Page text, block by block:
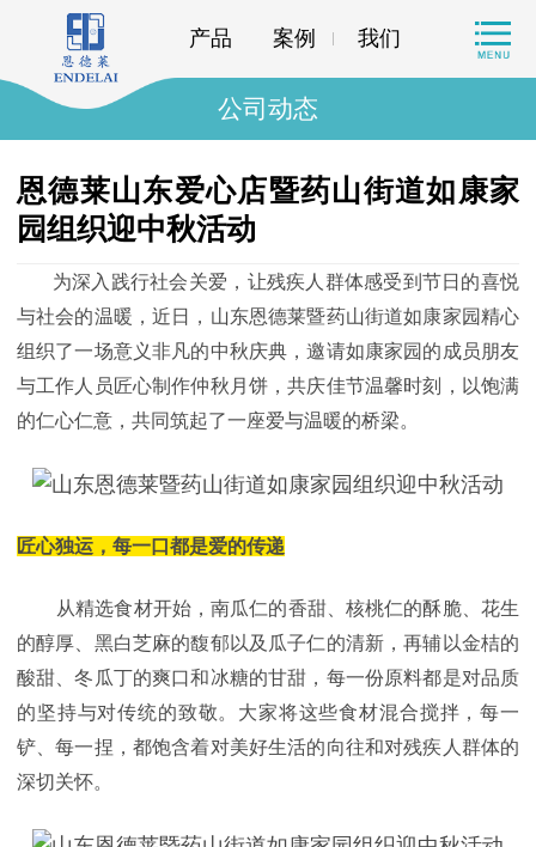
产品 案例 我们
公司动态
恩德莱山东爱心店暨药山街道如康家
园组织迎中秋活动
为深入践行社会关爱，让残疾人群体感受到节日的喜悦
与社会的温暖，近日，山东恩德莱暨药山街道如康家园精心
组织了一场意义非凡的中秋庆典，邀请如康家园的成员朋友
与工作人员匠心制作仲秋月饼，共庆佳节温馨时刻，以饱满
的仁心仁意，共同筑起了一座爱与温暖的桥梁。
匠心独运，每一口都是爱的传递
从精选食材开始，南瓜仁的香甜、核桃仁的酥脆、花生
的醇厚、黑白芝麻的馥郁以及瓜子仁的清新，再辅以金桔的
酸甜、冬瓜丁的爽口和冰糖的甘甜，每一份原料都是对品质
的坚持与对传统的致敬。大家将这些食材混合搅拌，每一
铲、每一捏，都饱含着对美好生活的向往和对残疾人群体的
深切关怀。